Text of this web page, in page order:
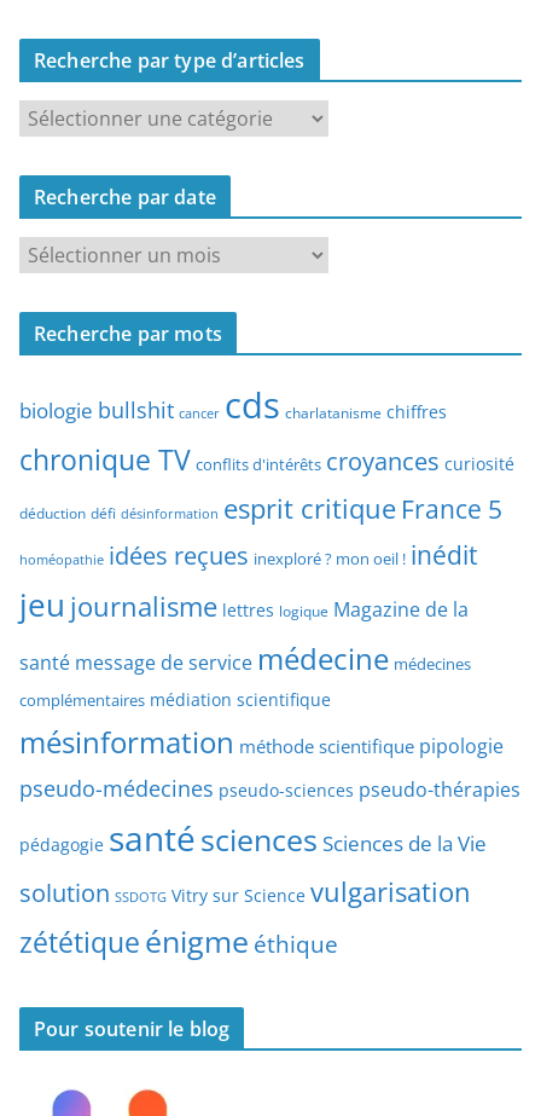
Recherche par type d’articles
e
c
e
e
a
t
y
e
d
’
a
i
c
l
e
Recherche par date
e
c
r
h
p
a
t
e
Recherche par mots
biologie bullshit cancer cds charlatanisme chiffres
chronique TV conflits d'intérêts croyances curiosité
déduction défi désinformation esprit critique France 5
homéopathie idées reçues inexploré ? mon oeil ! inédit
jeu journalisme lettres logique Magazine de la
santé message de service médecine médecines
complémentaires médiation scientifique
mésinformation méthode scientifique pipologie
pseudo-médecines pseudo-sciences pseudo-thérapies
pédagogie santésciences Sciences de la Vie
solution SSDOTG Vitry sur Science vulgarisation
zététiqueénigme éthique
Pour soutenir le blog